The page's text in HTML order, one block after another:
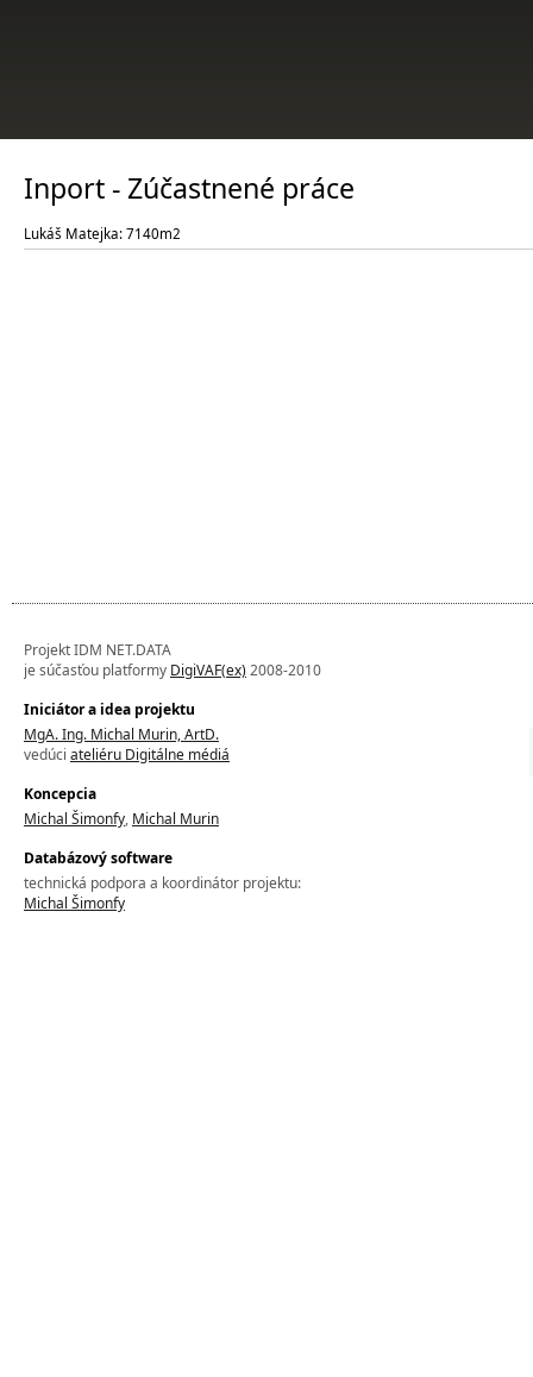
Inport - Zúčastnené práce
Lukáš Matejka: 7140m2
Projekt IDM NET.DATA
je súčasťou platformy DigiVAF(ex)2008-2010
Iniciátor a idea projektu
MgA. Ing. Michal Murin, ArtD.
vedúci ateliéru Digitálne médiá
Koncepcia
Michal Šimonfy, Michal Murin
Databázový software
technická podpora a koordinátor projektu:
Michal Šimonfy